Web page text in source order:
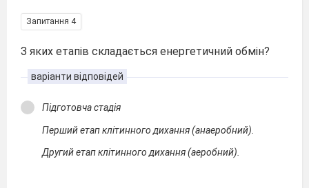
Запитання 4
З яких етапів складається енергетичний обмін?
варіанти відповідей
Підготовча стадія
Перший етап клітинного дихання (анаеробний).
Другий етап клітинного дихання (аеробний).